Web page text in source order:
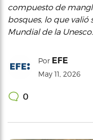
compuesto de
bosques, lo que
Mundial de la Unesco.
Por EFE
May 11, 2026
0